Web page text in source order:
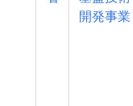
開発事業